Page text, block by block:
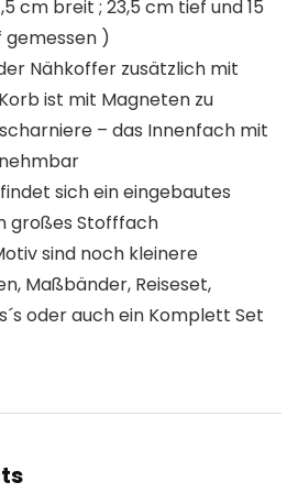
cm breit ; 23,5 cm tief und 15
)
Nähkoffer zusätzlich mit
ist mit Magneten zu
– das Innenfach mit
sich ein eingebautes
großes Stofffach
sind noch kleinere
Maßbänder, Reiseset,
oder auch ein Komplett Set